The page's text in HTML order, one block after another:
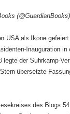
(@GuardianBooks)
USA als Ikone
Inauguration
legte der Suhrkamp-
übersetzte
des Blogs